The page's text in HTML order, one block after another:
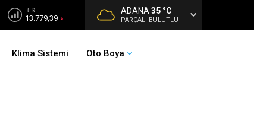
BİST
13.779,39
ADANA 35 °C
PARÇALI BULUTLU
Klima Sistemi Oto Boya